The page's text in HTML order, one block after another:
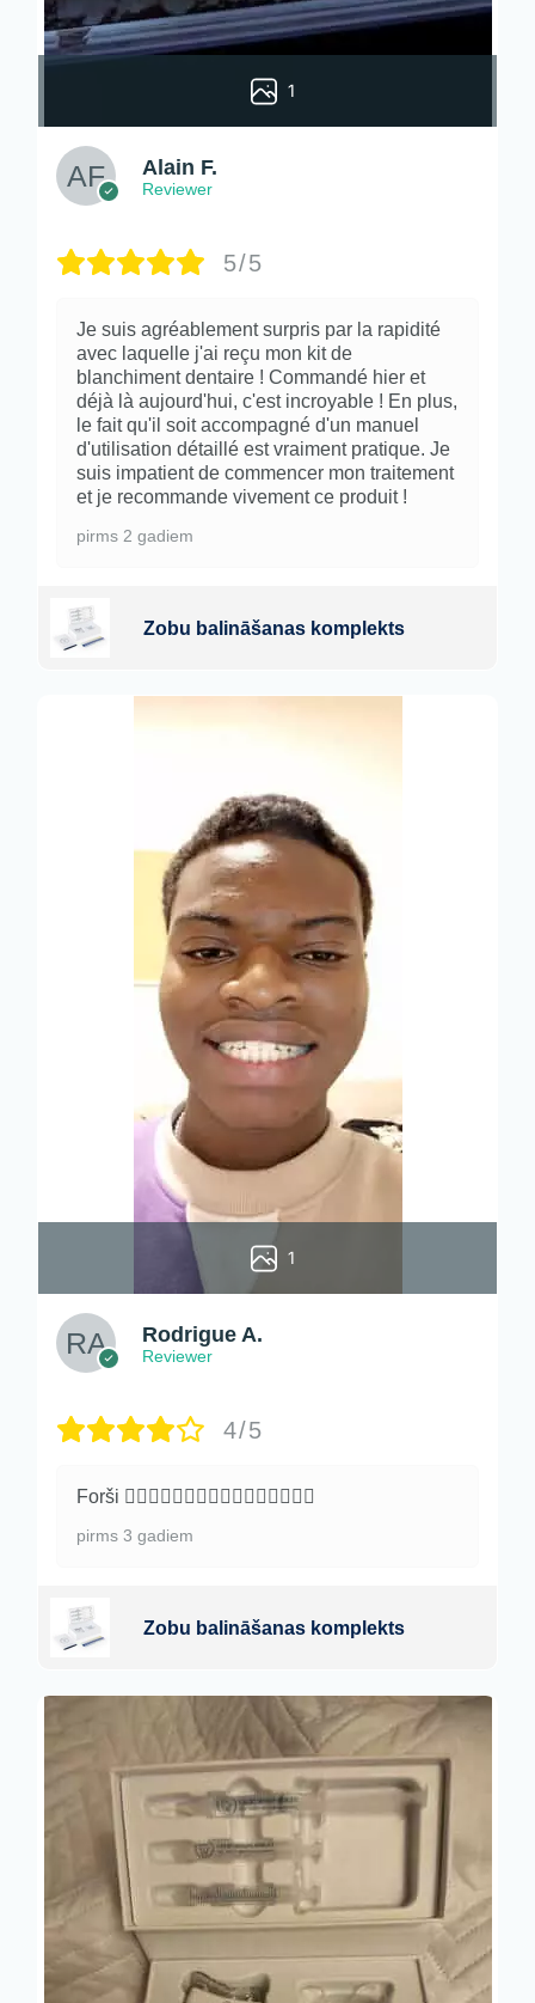
1
Alain F.
Reviewer
5/5
Je suis agréablement surpris par la rapidité
avec laquelle j'ai reçu mon kit de
blanchiment dentaire ! Commandé hier et
déjà là aujourd'hui, c'est incroyable ! En plus,
le fait qu'il soit accompagné d'un manuel
d'utilisation détaillé est vraiment pratique. Je
suis impatient de commencer mon traitement
et je recommande vivement ce produit !
pirms 2 gadiem
Zobu balināšanas komplekts
1
Rodrigue A.
Reviewer
4/5
Forši 👍🏿👍🏿👍🏿👍🏿👍🏿👍🏿👍🏿👍🏿
pirms 3 gadiem
Zobu balināšanas komplekts